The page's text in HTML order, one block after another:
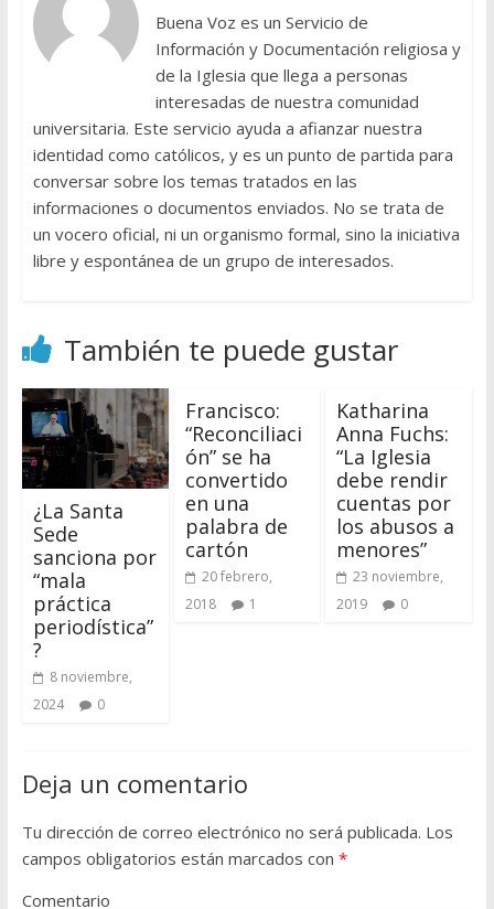
Buena Voz es un Servicio de
Información y Documentación religiosa y
de la Iglesia que llega a personas
interesadas de nuestra comunidad
universitaria. Este servicio ayuda a afianzar nuestra
identidad como católicos, y es un punto de partida para
conversar sobre los temas tratados en las
informaciones o documentos enviados. No se trata de
un vocero oficial, ni un organismo formal, sino la iniciativa
libre y espontánea de un grupo de interesados.
También te puede gustar
¿La Santa
Sede
sanciona por
“mala
práctica
periodística”
?
8 noviembre,
2024
0
Francisco:
“Reconciliaci
ón” se ha
convertido
en una
palabra de
cartón
20 febrero,
2018
1
Katharina
Anna Fuchs:
“La Iglesia
debe rendir
cuentas por
los abusos a
menores”
23 noviembre,
2019
0
Deja un comentario
Tu dirección de correo electrónico no será publicada. Los
campos obligatorios están marcados con *
Comentario